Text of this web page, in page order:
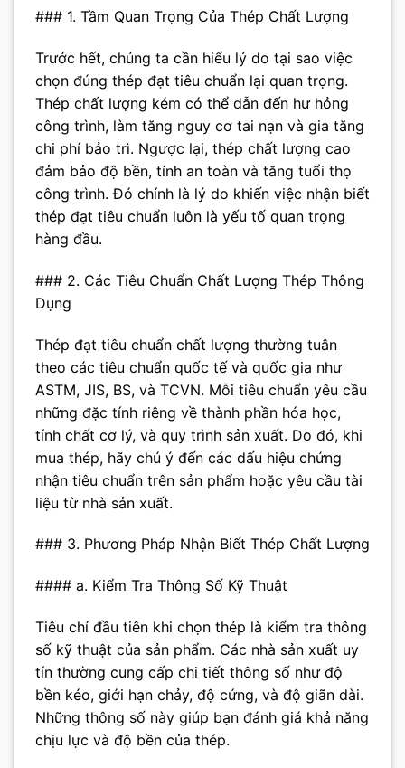
### 1. Tầm Quan Trọng Của Thép Chất Lượng
Trước hết, chúng ta cần hiểu lý do tại sao việc
chọn đúng thép đạt tiêu chuẩn lại quan trọng.
Thép chất lượng kém có thể dẫn đến hư hỏng
công trình, làm tăng nguy cơ tai nạn và gia tăng
chi phí bảo trì. Ngược lại, thép chất lượng cao
đảm bảo độ bền, tính an toàn và tăng tuổi thọ
công trình. Đó chính là lý do khiến việc nhận biết
thép đạt tiêu chuẩn luôn là yếu tố quan trọng
hàng đầu.
### 2. Các Tiêu Chuẩn Chất Lượng Thép Thông
Dụng
Thép đạt tiêu chuẩn chất lượng thường tuân
theo các tiêu chuẩn quốc tế và quốc gia như
ASTM, JIS, BS, và TCVN. Mỗi tiêu chuẩn yêu cầu
những đặc tính riêng về thành phần hóa học,
tính chất cơ lý, và quy trình sản xuất. Do đó, khi
mua thép, hãy chú ý đến các dấu hiệu chứng
nhận tiêu chuẩn trên sản phẩm hoặc yêu cầu tài
liệu từ nhà sản xuất.
### 3. Phương Pháp Nhận Biết Thép Chất Lượng
#### a. Kiểm Tra Thông Số Kỹ Thuật
Tiêu chí đầu tiên khi chọn thép là kiểm tra thông
số kỹ thuật của sản phẩm. Các nhà sản xuất uy
tín thường cung cấp chi tiết thông số như độ
bền kéo, giới hạn chảy, độ cứng, và độ giãn dài.
Những thông số này giúp bạn đánh giá khả năng
chịu lực và độ bền của thép.